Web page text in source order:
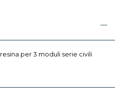
per 3 moduli serie civili